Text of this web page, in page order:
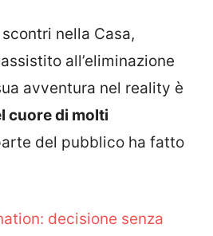
nella Casa,
all’eliminazione
avventura nel reality è
cuore di molti
del pubblico ha fatto
decisione senza